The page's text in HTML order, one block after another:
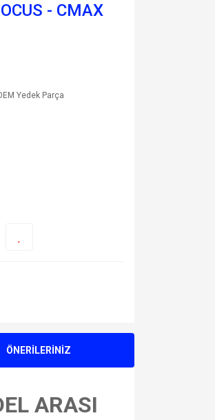
- CMAX
Yedek Parça
ÖNERİLERİNİZ
ARASI